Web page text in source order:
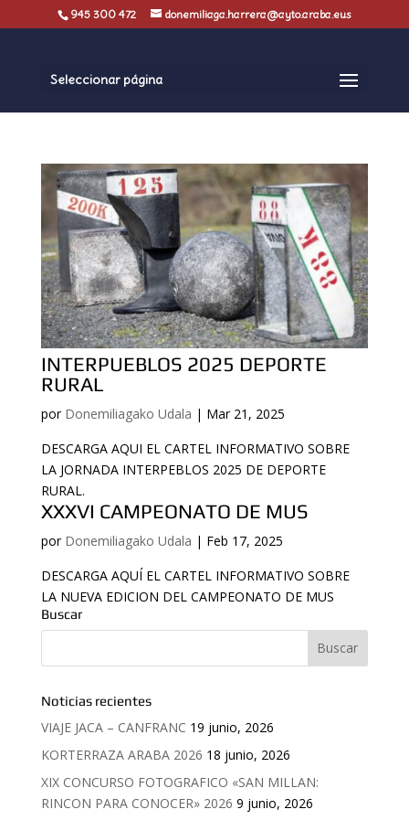
945 300 472 donemiliaga.harrera@ayto.araba.eus
Seleccionar página
INTERPUEBLOS 2025 DEPORTE
RURAL
por Donemiliagako Udala | Mar 21, 2025
DESCARGA AQUI EL CARTEL INFORMATIVO SOBRE
LA JORNADA INTERPEBLOS 2025 DE DEPORTE
RURAL.
XXXVI CAMPEONATO DE MUS
por Donemiliagako Udala | Feb 17, 2025
DESCARGA AQUÍ EL CARTEL INFORMATIVO SOBRE
LA NUEVA EDICION DEL CAMPEONATO DE MUS
Buscar
Noticias recientes
VIAJE JACA – CANFRANC 19 junio, 2026
KORTERRAZA ARABA 2026 18 junio, 2026
XIX CONCURSO FOTOGRAFICO «SAN MILLAN:
RINCON PARA CONOCER» 2026 9 junio, 2026